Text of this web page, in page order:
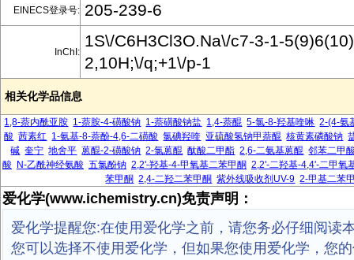
EINECS登录号: 205-239-6
InChI:
1S\/C6H3Cl3O.Na\/c7-3-1-
2,10H;\/q;+1\/p-1
相关化学品信息
1,8-萘内酰亚胺 1-萘胺-4-磺酸钠 1-萘磺酸钠盐 1,4-萘醌 5-氯-8-羟基喹啉 2-(4-氨
酸 茜素红 1-氨基-8-萘酚-4,6-二磺酸 氯碘羟喹 亚硫酸氢钠甲萘醌 核黄素磷酸钠
碱 奎宁 地舍平 蒽醌-2-磺酸钠 2-氯蒽醌 酞酸二甲酯 2,6-二氨基蒽醌 邻苯二甲
酸
N-乙酰神经氨酸 五氯酚钠 2,2'-羟基-4-甲氧基二苯甲酮 2,2'-二羟基-4,4'-二甲氧
苯甲酮 2,4-二羟二苯甲酮 紫外线吸收剂UV-9 2-甲基二苯
爱化学(www.ichemistry.cn)免责声明：
爱化学提醒您:在使用爱化学之前，请您务必仔细阅读
您可以选择不使用爱化学，但如果您使用爱化学，您